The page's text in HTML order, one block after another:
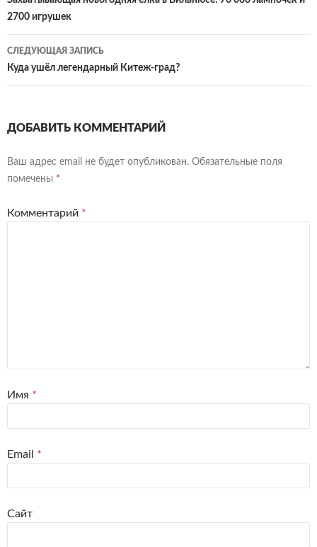
записям
2700 игрушек
СЛЕДУЮЩАЯ ЗАПИСЬ
Куда ушёл легендарный Китеж-град?
ДОБАВИТЬ КОММЕНТАРИЙ
Ваш адрес email не будет опубликован. Обязательные поля
помечены *
Комментарий *
Имя *
Email *
Сайт